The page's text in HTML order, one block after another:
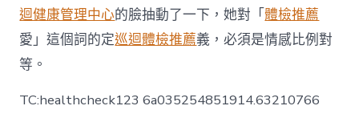
迴健康管理中心的臉抽動了一下，她對「體檢推薦
愛」這個詞的定巡迴體檢推薦義，必須是情感比例對
等。
TC:healthcheck123 6a035254851914.63210766